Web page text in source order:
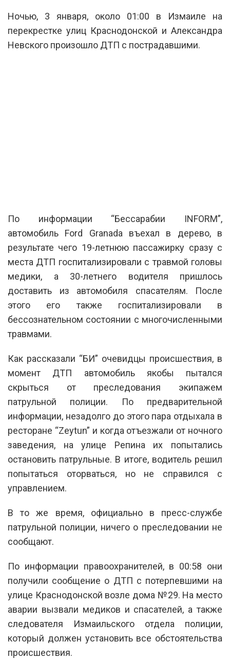
Ночью, 3 января, около 01:00 в Измаиле на
перекрестке улиц Краснодонской и Александра
Невского произошло ДТП с пострадавшими.
По информации “Бессарабии INFORM”,
автомобиль Ford Granada въехал в дерево, в
результате чего 19-летнюю пассажирку сразу с
места ДТП госпитализировали с травмой головы
медики, а 30-летнего водителя пришлось
доставить из автомобиля спасателям. После
этого его также госпитализировали в
бессознательном состоянии с многочисленными
травмами.
Как рассказали “БИ” очевидцы происшествия, в
момент ДТП автомобиль якобы пытался
скрыться от преследования экипажем
патрульной полиции. По предварительной
информации, незадолго до этого пара отдыхала в
ресторане “Zeytun” и когда отъезжали от ночного
заведения, на улице Репина их попытались
остановить патрульные. В итоге, водитель решил
попытаться оторваться, но не справился с
управлением.
В то же время, официально в пресс-службе
патрульной полиции, ничего о преследовании не
сообщают.
По информации правоохранителей, в 00:58 они
получили сообщение о ДТП с потерпевшими на
улице Краснодонской возле дома №29. На место
аварии вызвали медиков и спасателей, а также
следователя Измаильского отдела полиции,
который должен установить все обстоятельства
происшествия.